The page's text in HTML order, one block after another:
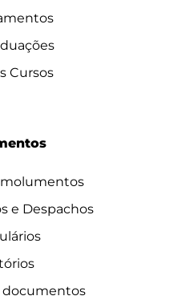
Cursos
e Despachos
documentos